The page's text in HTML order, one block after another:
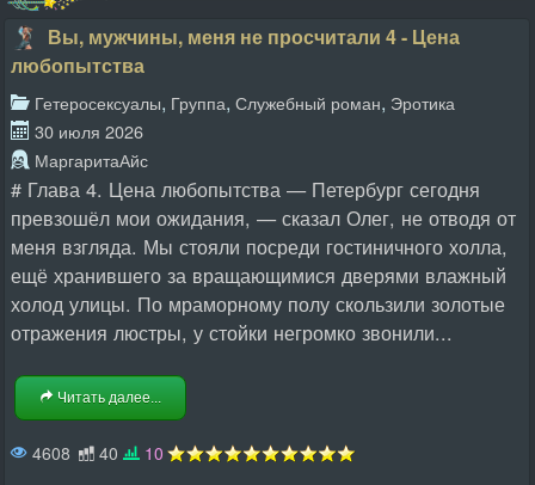
Вы, мужчины, меня не просчитали 4 - Цена
любопытства
Гетеросексуалы, Группа, Служебный роман, Эротика
30 июля 2026
МаргаритаАйс
# Глава 4. Цена любопытства — Петербург сегодня
превзошёл мои ожидания, — сказал Олег, не отводя от
меня взгляда. Мы стояли посреди гостиничного холла,
ещё хранившего за вращающимися дверями влажный
холод улицы. По мраморному полу скользили золотые
отражения люстры, у стойки негромко звонили...
Читать далее...
4608 40
10